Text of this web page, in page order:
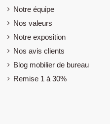
Notre équipe
Nos valeurs
Notre exposition
Nos avis clients
Blog mobilier de bureau
Remise 1 à 30%